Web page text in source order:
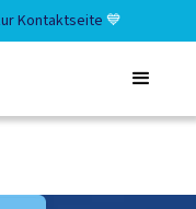
Kontaktseite💙